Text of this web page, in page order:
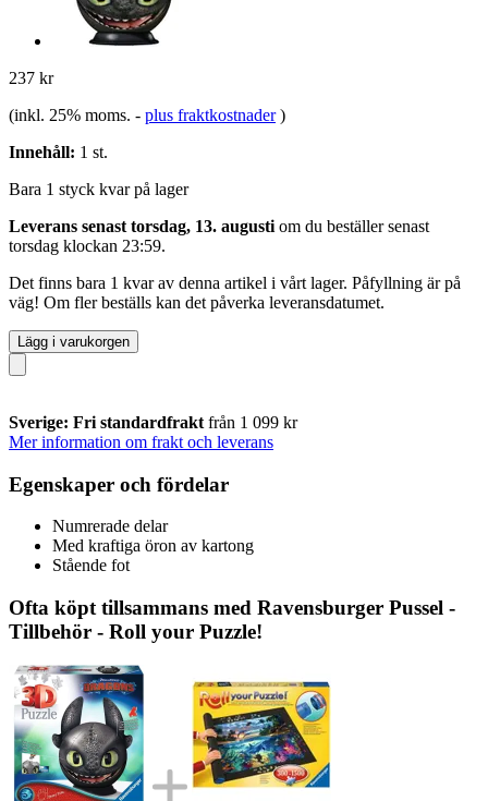
237 kr
(inkl. 25% moms. - plus fraktkostnader )
Innehåll: 1 st.
Bara 1 styck kvar på lager
Leverans senast torsdag, 13. augusti om du beställer senast
torsdag klockan 23:59.
Det finns bara 1 kvar av denna artikel i vårt lager. Påfyllning är på
väg! Om fler beställs kan det påverka leveransdatumet.
Lägg i varukorgen
Sverige: Fri standardfrakt från 1 099 kr
Mer information om frakt och leverans
Egenskaper och fördelar
Numrerade delar
Med kraftiga öron av kartong
Stående fot
Ofta köpt tillsammans med Ravensburger Pussel -
Tillbehör - Roll your Puzzle!